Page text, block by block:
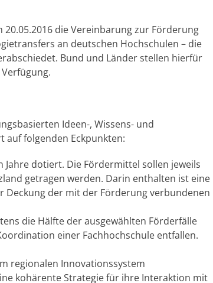
20.05.2016 die Vereinbarung zur Förderung
an deutschen Hochschulen – die
Bund und Länder stellen hierfür
Ideen-, Wissens- und
auf folgenden Eckpunkten:
dotiert. Die Fördermittel sollen jeweils
getragen werden. Darin enthalten ist eine
Deckung der mit der Förderung verbundenen
die Hälfte der ausgewählten Förderfälle
einer Fachhochschule entfallen.
regionalen Innovationssystem
kohärente Strategie für ihre Interaktion mit